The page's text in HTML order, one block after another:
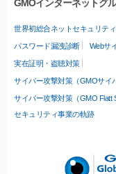
GMOインターネットグ
世界初総合ネットセキュリテ
パスワード漏洩診断 Webサ
実在証明・盗聴対策
サイバー攻撃対策（GMOサイ
サイバー攻撃対策（GMO Flatt
セキュリティ事業の軌跡